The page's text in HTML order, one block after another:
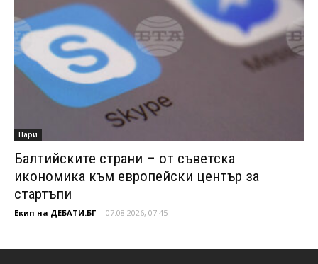
Пари
Балтийските страни – от съветска
икономика към европейски център за
стартъпи
Екип на ДЕБАТИ.БГ - 07.08.2026, 07:45